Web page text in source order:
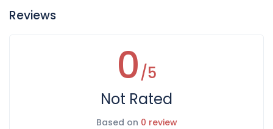
Reviews
0/5
Not Rated
Based on 0 review